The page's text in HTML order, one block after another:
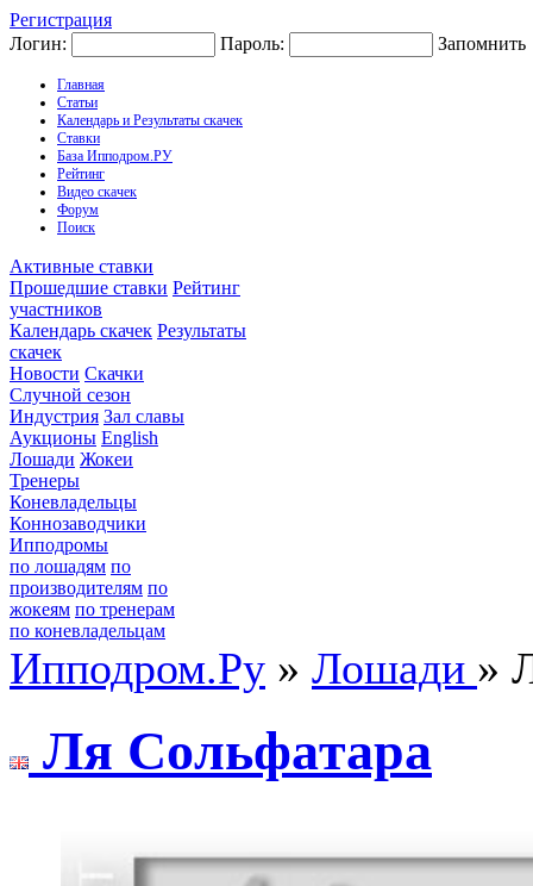
Регистрация
Логин:
Пароль: Запомнить
Главная
Статьи
Календарь и Результаты скачек
Ставки
База Ипподром.РУ
Рейтинг
Видео скачек
Форум
Поиск
Активные ставки
Прошедшие ставки Рейтинг
участников
Календарь скачек Результаты
скачек
Новости Скачки
Случной сезон
Индустрия Зал славы
Аукционы English
Лошади Жокеи
Тренеры
Коневладельцы
Коннозаводчики
Ипподромы
по лошадям по
производителям по
жокеям по тренерам
по коневладельцам
Ипподром.Ру » Лошади »
Ля Coльфaтapa